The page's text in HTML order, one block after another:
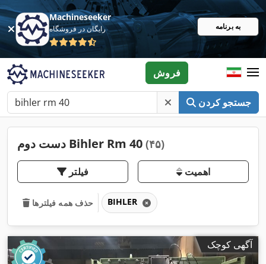
Machineseeker
رایگان در فروشگاه به برنامه
جستجو کردن
فروش
دست دوم Bihler Rm 40 (۴۵)
فیلتر اهمیت
حذف همه فیلترها BIHLER
آگهی کوچک